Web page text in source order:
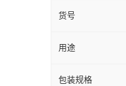
货号
用途
包装规格